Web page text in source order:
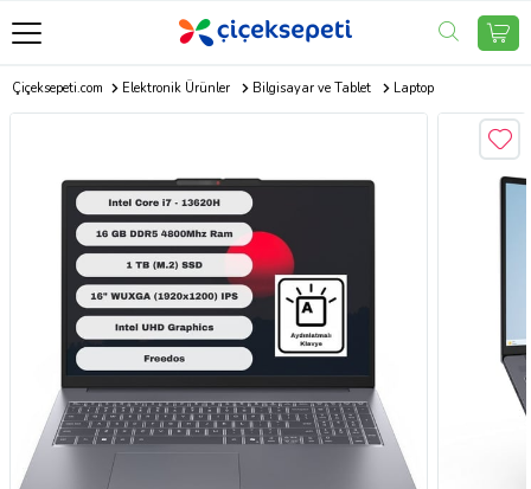
Çiçeksepeti.com Elektronik Ürünler Bilgisayar ve Tablet Laptop